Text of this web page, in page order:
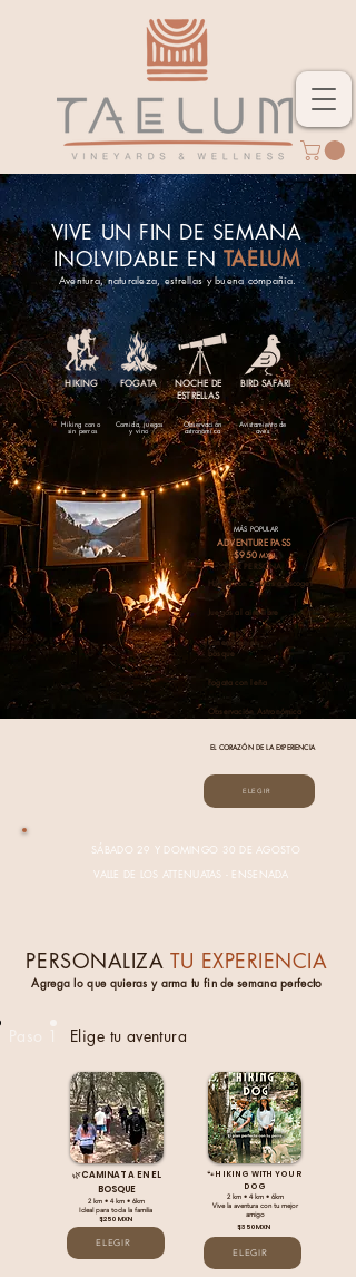
SÁBADO 29 Y DOMINGO 30 DE AGOSTO
VALLE DE LOS ATTENUATAS - ENSENADA
HIKING FOGATA
NOCHE DE
ESTRELLAS
BIRD SAFARI
Hiking con o
sin perros
Comida, juegos
y vino
Observación
astronómica
Avistamiento de
aves
VIVE UN FIN DE SEMANA
INOLVIDABLE ENTAELUM
Aventura, naturaleza, estrellas y buena compañia.
MÁS POPULAR
ADVENTURE PASS
$950MXN
POR PERSONA
Hiking con 2 rutas a escoger
Juegos al aire libre
Cinema en el
bosque
Fogata con leña
Observación Astronómica
EL CORAZÓN DE LA EXPERIENCIA
ELEGIR
PERSONALIZA TU EXPERIENCIA
Agrega lo que quieras y arma tu fin de semana perfecto
Elige tu aventura
Paso 1
🌿CAMINATA EN EL
BOSQUE
2 km •4 km •6km
Ideal para toda la familia
$250 MXN
ELEGIR
🐾HIKING WITH YOUR
DOG
2 km • 4 km • 6km
Vive la aventura con tu mejor
amigo
$350 MXN
ELEGIR